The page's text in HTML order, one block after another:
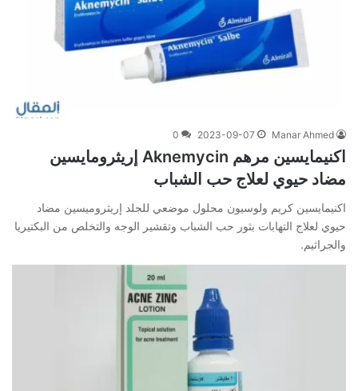
Manar Ahmed
2023-09-07
0
اكنيمايسين مرهم Aknemycin إريثرومايسين
مضاد حيوي لعلاج حب الشباب
اكنيمايسين كريم ولوسيون محلول موضعي للجلد إريثروميسين مضاد
حيوي لعلاج التهابات بثور حب الشباب وتقشير الوجه والتخلص من البكتيريا
والجراثيم.